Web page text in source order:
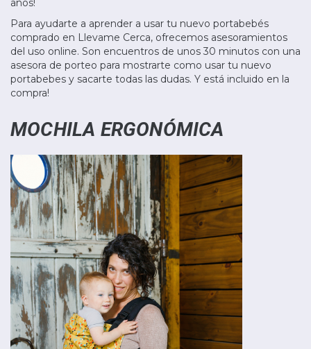
años!
Para ayudarte a aprender a usar tu nuevo portabebés
comprado en Llevame Cerca, ofrecemos asesoramientos
del uso online. Son encuentros de unos 30 minutos con una
asesora de porteo para mostrarte como usar tu nuevo
portabebes y sacarte todas las dudas. Y está incluido en la
compra!
MOCHILA ERGONÓMICA